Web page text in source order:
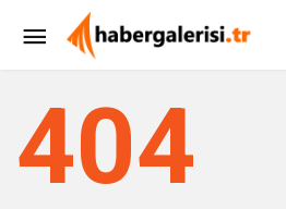
404